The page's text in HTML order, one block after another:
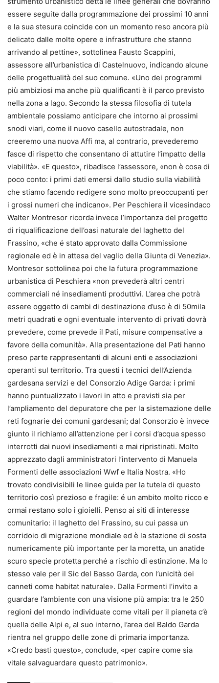
essere seguite dalla programmazione dei prossimi 10 anni
e la sua stesura coincide con un momento reso ancora più
delicato dalle molte opere e infrastrutture che stanno
arrivando al pettine», sottolinea Fausto Scappini,
assessore all’urbanistica di Castelnuovo, indicando alcune
delle progettualità del suo comune. «Uno dei programmi
più ambiziosi ma anche più qualificanti è il parco previsto
nella zona a lago. Secondo la stessa filosofia di tutela
ambientale possiamo anticipare che intorno ai prossimi
snodi viari, come il nuovo casello autostradale, non
creeremo una nuova Affi ma, al contrario, prevederemo
fasce di rispetto che consentano di attutire l’impatto della
viabilità». «E questo», ribadisce l’assessore, «non è cosa di
poco conto: i primi dati emersi dallo studio sulla viabilità
che stiamo facendo redigere sono molto preoccupanti per
i grossi numeri che indicano». Per Peschiera il vicesindaco
Walter Montresor ricorda invece l’importanza del progetto
di riqualificazione dell’oasi naturale del laghetto del
Frassino, «che é stato approvato dalla Commissione
regionale ed è in attesa del vaglio della Giunta di Venezia».
Montresor sottolinea poi che la futura programmazione
urbanistica di Peschiera «non prevederà altri centri
commerciali né insediamenti produttivi. L’area che potrà
essere oggetto di cambi di destinazione d’uso è di 50mila
metri quadrati e ogni eventuale intervento di privati dovrà
prevedere, come prevede il Pati, misure compensative a
favore della comunità». Alla presentazione del Pati hanno
preso parte rappresentanti di alcuni enti e associazioni
operanti sul territorio. Tra questi i tecnici dell’Azienda
gardesana servizi e del Consorzio Adige Garda: i primi
hanno puntualizzato i lavori in atto e previsti sia per
l’ampliamento del depuratore che per la sistemazione delle
reti fognarie dei comuni gardesani; dal Consorzio è invece
giunto il richiamo all’attenzione per i corsi d’acqua spesso
interrotti dai nuovi insediamenti e mai ripristinati. Molto
apprezzato dagli amministratori l’intervento di Manuela
Formenti delle associazioni Wwf e Italia Nostra. «Ho
trovato condivisibili le linee guida per la tutela di questo
territorio così prezioso e fragile: é un ambito molto ricco e
ormai restano solo i gioielli. Penso ai siti di interesse
comunitario: il laghetto del Frassino, su cui passa un
corridoio di migrazione mondiale ed è la stazione di sosta
numericamente più importante per la moretta, un anatide
scuro specie protetta perché a rischio di estinzione. Ma lo
stesso vale per il Sic del Basso Garda, con l’unicità dei
canneti come habitat naturale». Dalla Formenti l’invito a
guardare l’ambiente con una visione più ampia: tra le 250
regioni del mondo individuate come vitali per il pianeta c’è
quella delle Alpi e, al suo interno, l’area del Baldo Garda
rientra nel gruppo delle zone di primaria importanza.
«Credo basti questo», conclude, «per capire come sia
vitale salvaguardare questo patrimonio».